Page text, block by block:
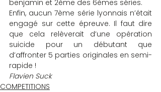
benjamin et 2ème des 6èmes séries.
Enfin, aucun 7ème série lyonnais n’était
engagé sur cette épreuve. Il faut dire
que cela relèverait d’une opération
suicide pour un débutant que
d’affronter 5 parties originales en semi-
rapide !
Flavien Suck
COMPETITIONS